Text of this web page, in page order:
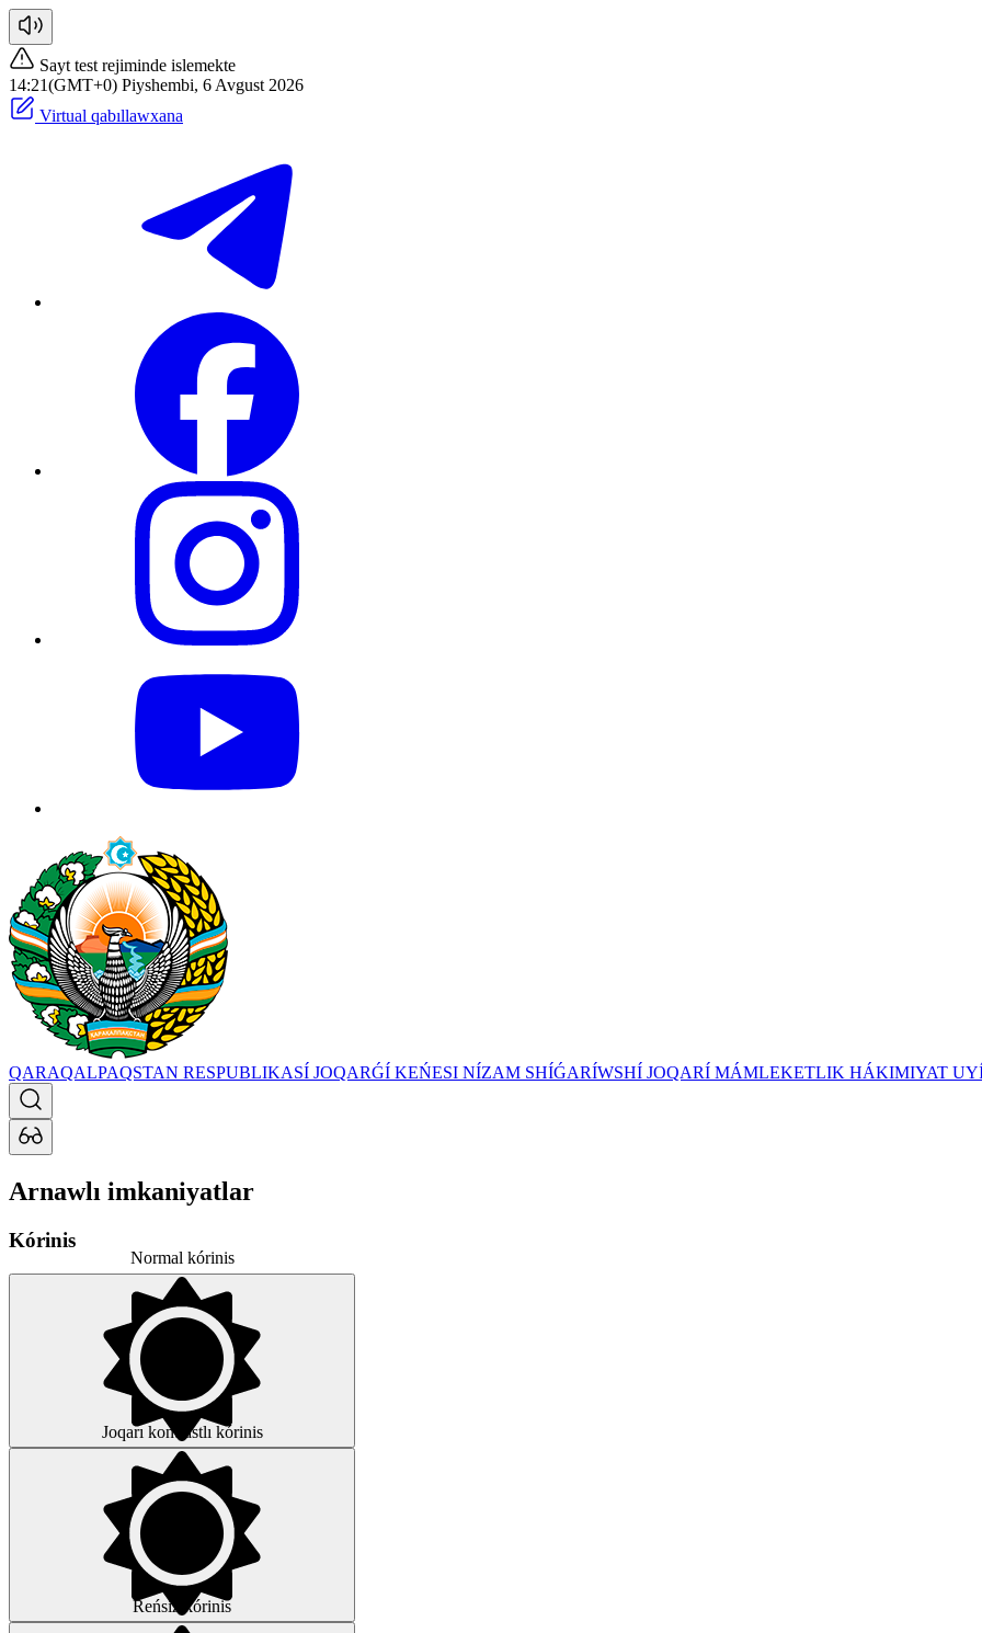
Sayt test rejiminde islemekte
14:21(GMT+0) Piyshembi, 6 Avgust 2026
Virtual qabıllawxana
QARAQALPAQSTAN RESPUBLIKASÍ JOQARǴÍ KEŃESI NÍZAM SHÍǴARÍWSHÍ JOQARÍ MÁMLEKETLIK HÁKIMIYAT
Arnawlı imkaniyatlar
Kórinis
Normal kórinis
Joqarı kontrastlı kórinis
Reńsiz kórinis